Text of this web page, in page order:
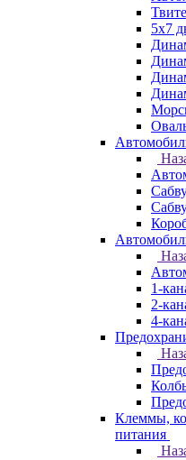
5x7
1-
2-
4-
Клеммы,
питания